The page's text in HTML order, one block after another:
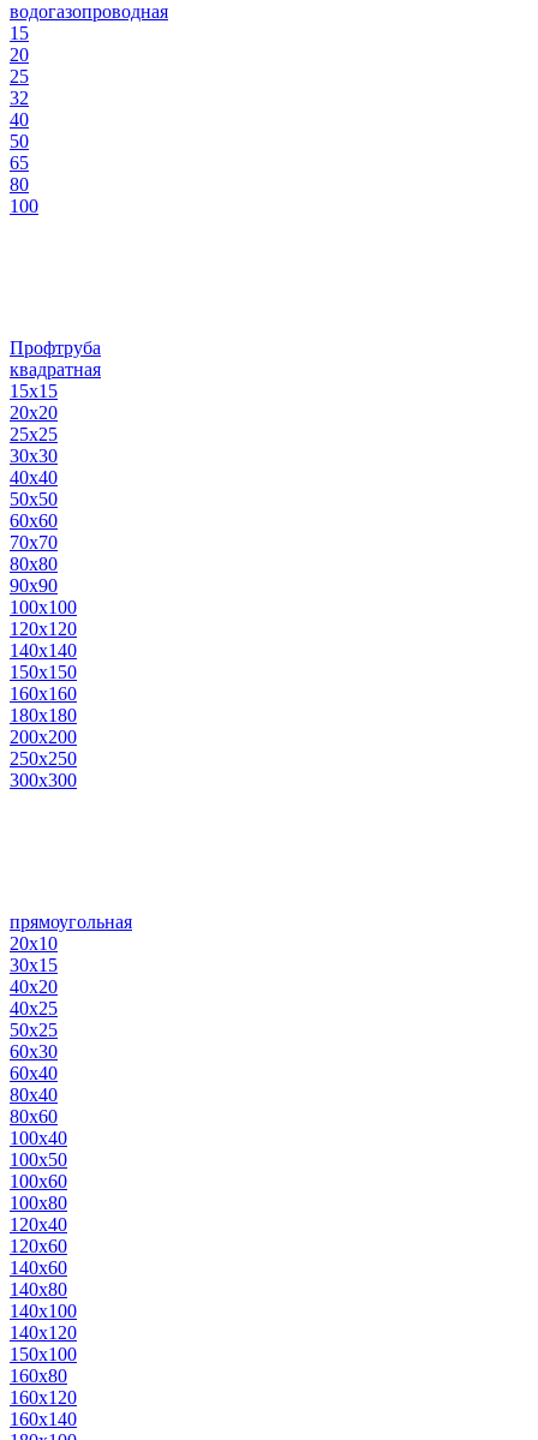
водогазопроводная
15
20
25
32
40
50
65
80
100
Профтруба
квадратная
15х15
20х20
25х25
30х30
40х40
50х50
60х60
70х70
80х80
90х90
100х100
120х120
140х140
150х150
160х160
180х180
200х200
250х250
300х300
прямоугольная
20х10
30х15
40х20
40х25
50х25
60х30
60х40
80х40
80х60
100х40
100х50
100х60
100х80
120х40
120х60
140х60
140х80
140х100
140х120
150х100
160х80
160х120
160х140